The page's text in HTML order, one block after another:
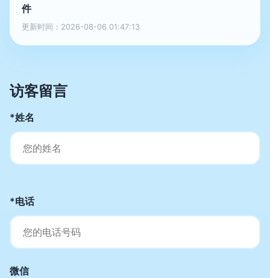
件
更新时间：2026-08-06 01:47:13
访客留言
*姓名
*电话
微信